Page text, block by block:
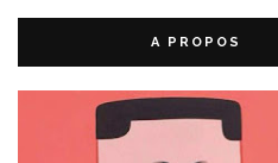
A PROPOS